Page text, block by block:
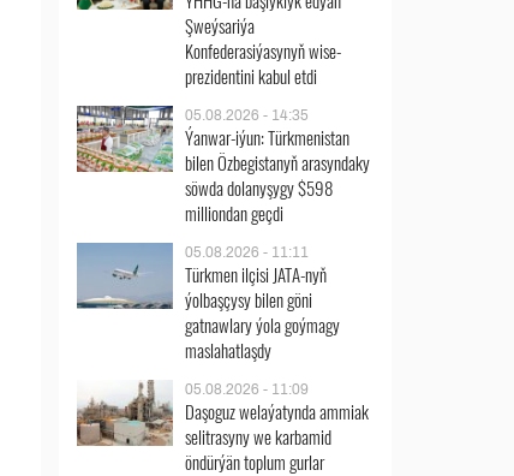
Şweýsariýa
Konfederasiýasynyň wise-
prezidentini kabul etdi
05.08.2026 - 14:35
Ýanwar-iýun: Türkmenistan
bilen Özbegistanyň arasyndaky
söwda dolanyşygy $598
milliondan geçdi
05.08.2026 - 11:11
Türkmen ilçisi JATA-nyň
ýolbaşçysy bilen göni
gatnawlary ýola goýmagy
maslahatlaşdy
05.08.2026 - 11:09
Daşoguz welaýatynda ammiak
selitrasyny we karbamid
öndürýän toplum gurlar